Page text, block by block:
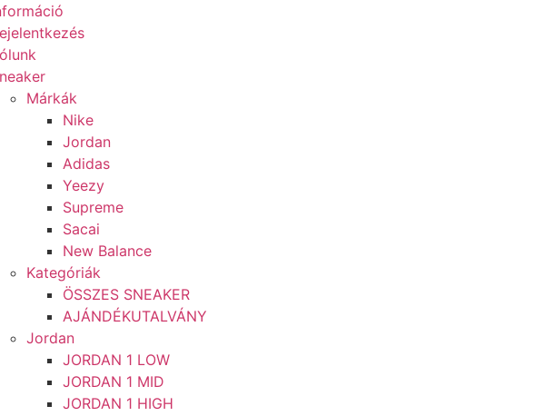
Márkák
Nike
Jordan
Adidas
Yeezy
Supreme
Sacai
New Balance
Kategóriák
ÖSSZES SNEAKER
AJÁNDÉKUTALVÁNY
Jordan
JORDAN 1 LOW
JORDAN 1 MID
JORDAN 1 HIGH